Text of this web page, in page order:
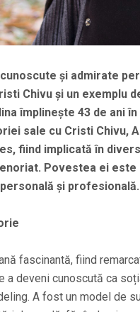
și admirate
Chivu și un exemplu
împlinește 43 de ani în
sale cu Cristi Chivu,
fiind implicată în
Povestea ei este
și profesională.
fascinantă, fiind
a deveni cunoscută ca
A fost un model de